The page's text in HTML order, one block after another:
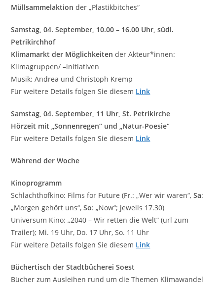
Müllsammelaktionder „Plastikbitches“
Samstag, 04. September, 10.00 – 16.00 Uhr, südl.
Petrikirchhof
Klimamarkt der Möglichkeiten der Akteur*innen:
Klimagruppen/ –initiativen
Musik: Andrea und Christoph Kremp
Für weitere Details folgen Sie diesem Link
Samstag, 04. September, 11 Uhr, St. Petrikirche
Hörzeit mit „Sonnenregen“ und „Natur-Poesie“
Für weitere Details folgen Sie diesem Link
Während der Woche
Kinoprogramm
Schlachthofkino: Films for Future (Fr.: „Wer wir waren“,Sa:
„Morgen gehört uns“,So: „Now“; jeweils 17.30)
Universum Kino: „2040 – Wir retten die Welt“ (url zum
Trailer); Mi. 19 Uhr, Do. 17 Uhr, So. 11 Uhr
Für weitere Details folgen Sie diesem Link
Büchertisch der Stadtbücherei Soest
Bücher zum Ausleihen rund um die Themen Klimawandel